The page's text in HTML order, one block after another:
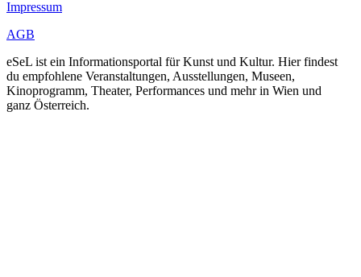
Impressum
AGB
eSeL ist ein Informationsportal für Kunst und Kultur. Hier findest
du empfohlene Veranstaltungen, Ausstellungen, Museen,
Kinoprogramm, Theater, Performances und mehr in Wien und
ganz Österreich.